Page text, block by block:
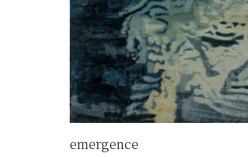
emergence